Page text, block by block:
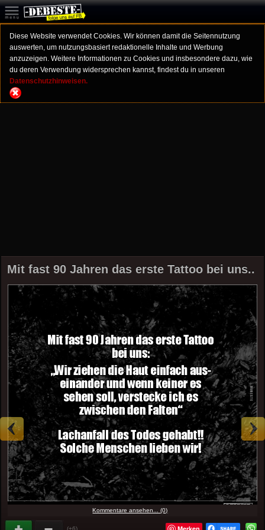
Diese Website verwendet Cookies. Wir können damit die Seitennutzung
auswerten, um nutzungsbasiert redaktionelle Inhalte und Werbung
anzuzeigen. Weitere Informationen zu Cookies und insbesondere dazu, wie
du deren Verwendung widersprechen kannst, findest du in unseren
Datenschutzhinweisen.
Mit fast 90 Jahren das erste Tattoo bei uns..
Kommentare ansehen... (0)
(+6)